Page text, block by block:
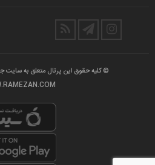
© کلیه حقوق این پرتال متعلق به سایت